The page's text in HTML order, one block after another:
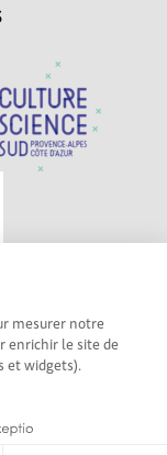
mesurer notre
enrichir le site de
et widgets).
d'utilisation
la Délégation
l'Innovation
est mise en